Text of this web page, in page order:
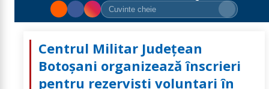
Centrul Militar Județean
Botoșani organizează înscrieri
pentru rezerviști voluntari în